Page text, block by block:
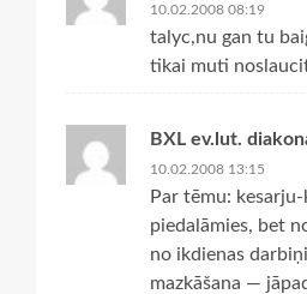
10.02.2008 08:19
talyc,nu gan tu
tikai muti
BXL ev.lut.
10.02.2008 13:15
Par tēmu:
piedalāmies, bet
no ikdienas
mazkāšana —